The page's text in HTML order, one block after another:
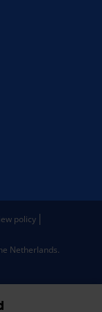
Netherlands.
policy